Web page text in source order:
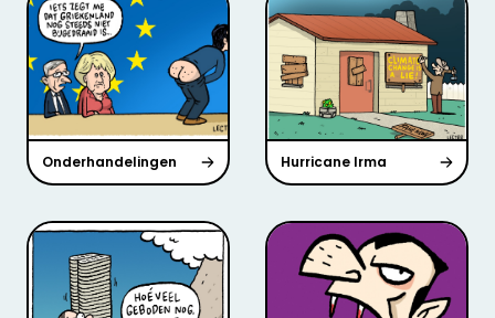
Onderhandelingen Hurricane Irma